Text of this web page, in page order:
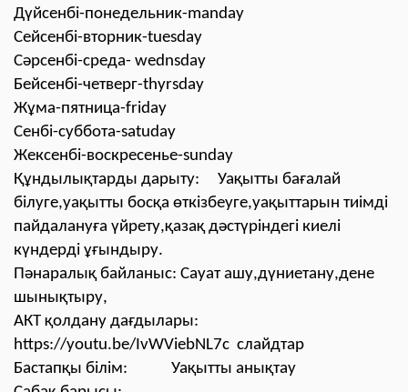
Дүйсенбі-понедельник-manday
Сейсенбі-вторник-tuesday
Сәрсенбі-среда- wednsday
Бейсенбі-четверг-thyrsday
Жұма-пятница-friday
Сенбі-суббота-satuday
Жексенбі-воскресенье-sunday
Құндылықтарды дарыту: Уақытты бағалай
білуге,уақытты босқа өткізбеуге,уақыттарын тиімді
пайдалануға үйрету,қазақ дәстүріндегі киелі
күндерді ұғындыру.
Пәнаралық байланыс: Сауат ашу,дүниетану,дене
шынықтыру,
АКТ қолдану дағдылары:
https://youtu.be/IvWViebNL7c слайдтар
Бастапқы білім: Уақытты анықтау